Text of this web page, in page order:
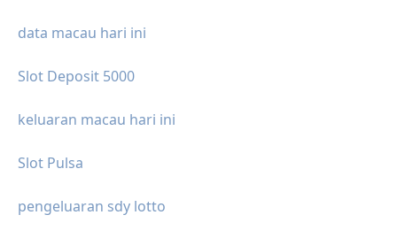
data macau hari ini
Slot Deposit 5000
keluaran macau hari ini
Slot Pulsa
pengeluaran sdy lotto